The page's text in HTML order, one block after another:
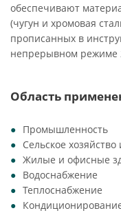
обеспечивают
(чугун и хромовая
прописанных в
непрерывном режиме
Область
Промышленность
Сельское
Жилые и офисные
Водоснабжение
Теплоснабжение